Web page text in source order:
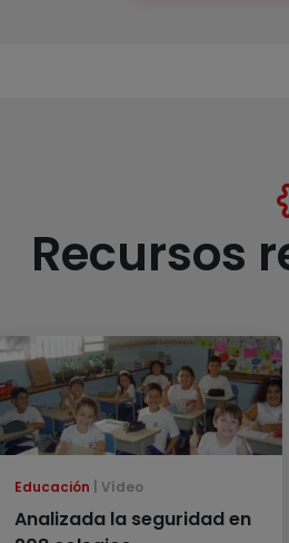
Recursos
Educación Vídeo
Analizada la seguridad en